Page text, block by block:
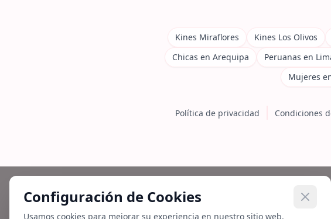
Kines Miraflores Kines Los Olivos
Chicas en Arequipa
Peruanas en
Mujeres
Política de privacidad Condiciones
Configuración de Cookies
Usamos cookies para mejorar su experiencia en nuestro sitio web.